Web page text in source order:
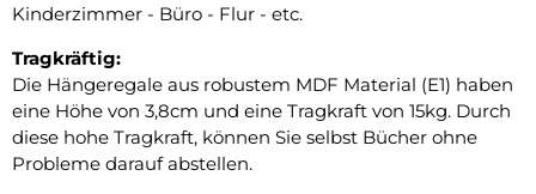
Kinderzimmer - Büro - Flur - etc.
Tragkräftig:
Die Hängeregale aus robustem MDF Material (E1) haben
eine Höhe von 3,8cm und eine Tragkraft von 15kg. Durch
diese hohe Tragkraft, können Sie selbst Bücher ohne
Probleme darauf abstellen.